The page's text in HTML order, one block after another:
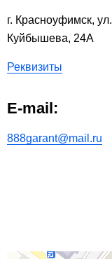
г. Красноуфимск, ул.
Куйбышева, 24А
Реквизиты
E-mail:
888garant@mail.ru